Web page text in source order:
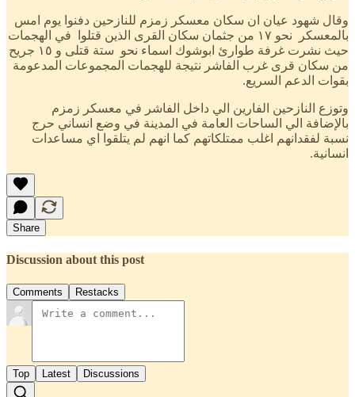
وقال شهود عيان ان سكان معسكر زمزم للنازحين دفنوا يوم امس
بالمعسكر نحو ١٧ من جثمان سكان القرى الذين قتلوا في الهجمات
حيث نشرت غرفة طوارئ ابوشوك اسماء نحو ستة قتلى و ١٥ جريح
من سكان قرى غرب الفاشر نتيجة للهجمات المجموعات المدعومة
بقوات الدعم السريع.
وتوزع النازحين الفارين الي داخل الفاشر في معسكر زمزم
بالإضافة الي الساحات العامة في المدينة في وضع انساني حرج
نسبة لفقدانهم اغلب ممتلكاتهم كما انهم لم يتلقوا اي مساعدات
انسانية.
Share
Discussion about this post
Comments Restacks
Top Latest Discussions